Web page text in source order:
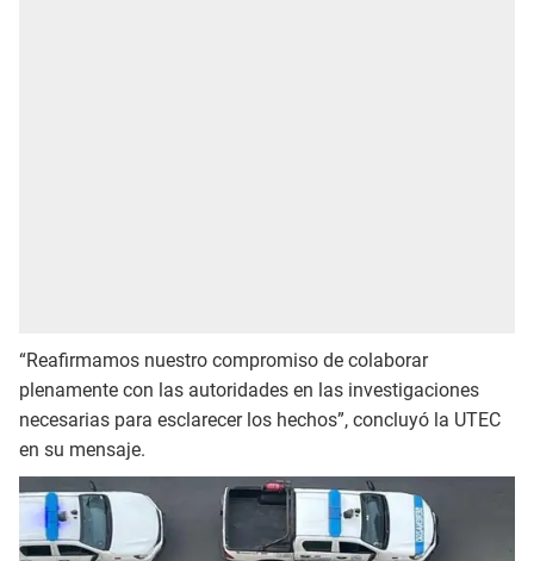
“Reafirmamos nuestro compromiso de colaborar
plenamente con las autoridades en las investigaciones
necesarias para esclarecer los hechos”, concluyó la UTEC
en su mensaje.